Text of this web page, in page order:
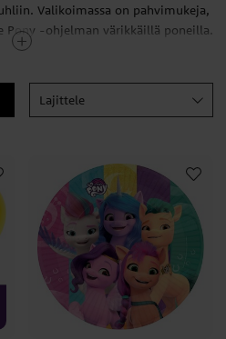
Valikoimassa on pahvimukeja,
Pony -ohjelman värikkäillä poneilla.
Valikoimassa on lateksi-, folio-
on tietenkin myös heliumia ja
Lajittele